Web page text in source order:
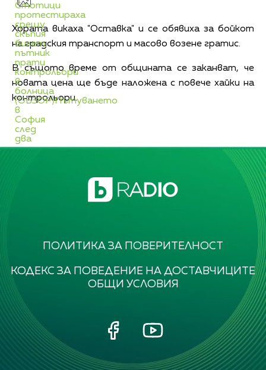
Стотици
протестираха
срещу
скъпия
билет,
пътник
прати
контрольори
в
болница
(ОБЗОР)Пътуването
в
София
след
два
дни
Хората викаха "Оставка" и се обявиха за бойкот
на градския транспорт и масово возене гратис.
В същото време от общината се заканват, че
новата цена ще бъде наложена с повече хайки на
контрольори.
ПОЛИТИКА ЗА ПОВЕРИТЕЛНОСТ
КОДЕКС ЗА ПОВЕДЕНИЕ НА ДОСТАВЧИЦИТЕ
ОБЩИ УСЛОВИЯ